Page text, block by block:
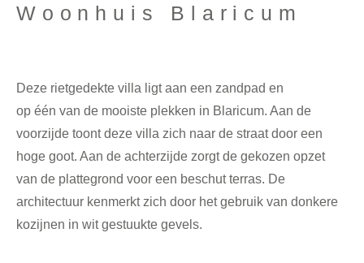
Woonhuis Blaricum
Deze rietgedekte villa ligt aan een zandpad en
op één van de mooiste plekken in Blaricum. Aan de
voorzijde toont deze villa zich naar de straat door een
hoge goot. Aan de achterzijde zorgt de gekozen opzet
van de plattegrond voor een beschut terras. De
architectuur kenmerkt zich door het gebruik van donkere
kozijnen in wit gestuukte gevels.